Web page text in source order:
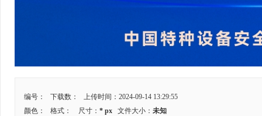
编号： 下载数：
上传时间：2024-09-14 13:29:55
颜色：
格式： 尺寸： * px 文件大小： 未知